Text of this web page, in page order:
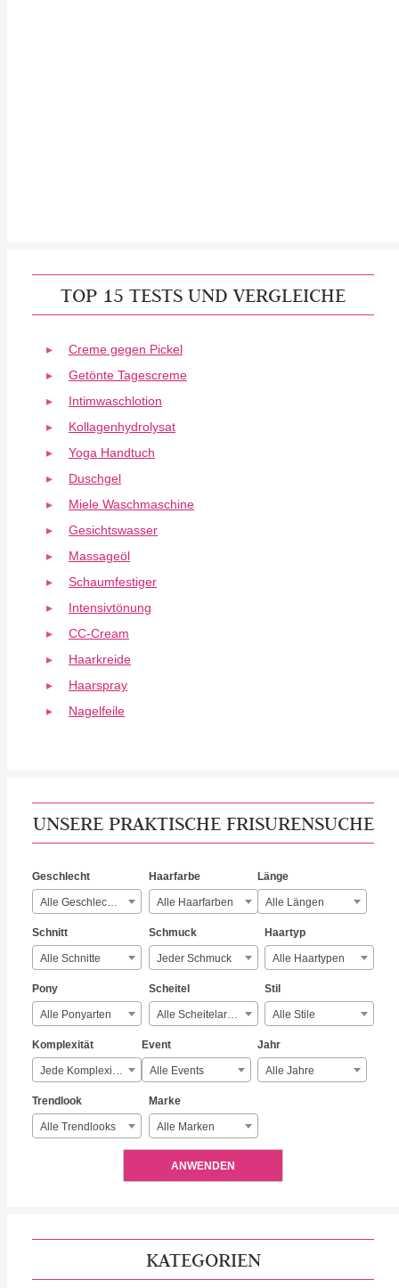
TOP 15 TESTS UND VERGLEICHE
Creme gegen Pickel
Getönte Tagescreme
Intimwaschlotion
Kollagenhydrolysat
Yoga Handtuch
Duschgel
Miele Waschmaschine
Gesichtswasser
Massageöl
Schaumfestiger
Intensivtönung
CC-Cream
Haarkreide
Haarspray
Nagelfeile
UNSERE PRAKTISCHE FRISURENSUCHE
Geschlecht
Alle Geschlechter
Haarfarbe
Alle Haarfarben
Länge
Alle Längen
Schnitt
Alle Schnitte
Schmuck
Jeder Schmuck
Haartyp
Alle Haartypen
Pony
Alle Ponyarten
Scheitel
Alle Scheitelarten
Stil
Alle Stile
Komplexität
Jede Komplexität
Event
Alle Events
Jahr
Alle Jahre
Trendlook
Alle Trendlooks
Marke
Alle Marken
ANWENDEN
KATEGORIEN